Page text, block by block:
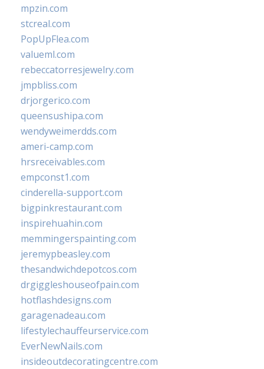
mpzin.com
stcreal.com
PopUpFlea.com
valueml.com
rebeccatorresjewelry.com
jmpbliss.com
drjorgerico.com
queensushipa.com
wendyweimerdds.com
ameri-camp.com
hrsreceivables.com
empconst1.com
cinderella-support.com
bigpinkrestaurant.com
inspirehuahin.com
memmingerspainting.com
jeremypbeasley.com
thesandwichdepotcos.com
drgiggleshouseofpain.com
hotflashdesigns.com
garagenadeau.com
lifestylechauffeurservice.com
EverNewNails.com
insideoutdecoratingcentre.com